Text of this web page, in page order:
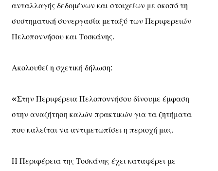
ανταλλαγής δεδομένων και στοιχείων με σκοπό τη
συστηματική συνεργασία μεταξύ των Περιφερειών
Πελοποννήσου και Τοσκάνης.
Ακολουθεί η σχετική δήλωση:
«Στην Περιφέρεια Πελοποννήσου δίνουμε έμφαση
στην αναζήτηση καλών πρακτικών για τα ζητήματα
που καλείται να αντιμετωπίσει η περιοχή μας.
Η Περιφέρεια της Τοσκάνης έχει καταφέρει με